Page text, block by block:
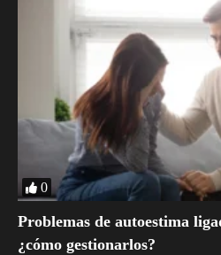
0
Problemas de autoestima
¿cómo gestionarlos?